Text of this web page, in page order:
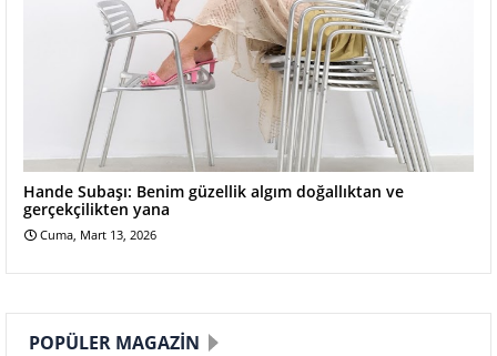
Hande Subaşı: Benim güzellik algım doğallıktan ve
gerçekçilikten yana
Cuma, Mart 13, 2026
POPÜLER MAGAZIN